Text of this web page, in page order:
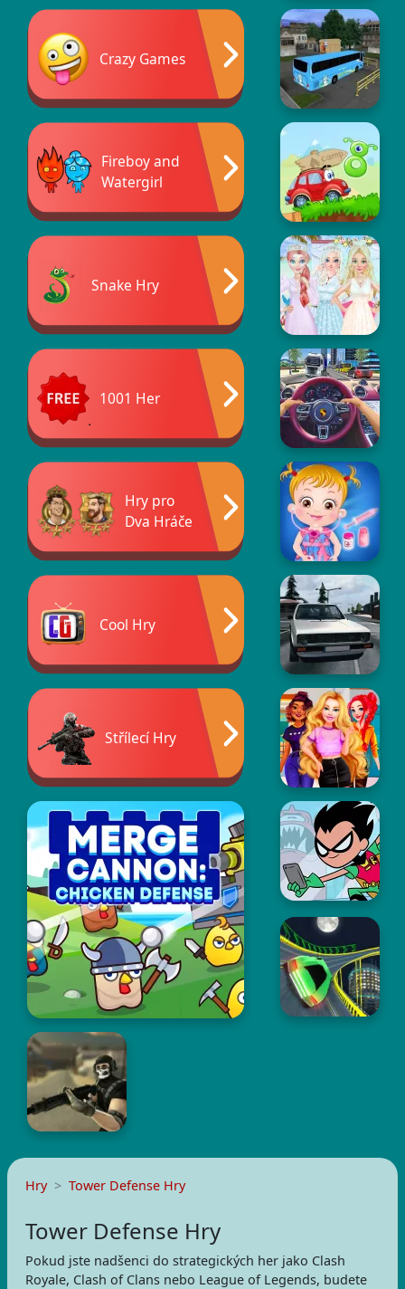
Crazy Games
Fireboy and
Watergirl
Snake Hry
1001 Her
Hry pro
Dva Hráče
Cool Hry
Střílecí Hry
Hry Tower Defense Hry
Tower Defense Hry
Pokud jste nadšenci do strategických her jako Clash
Royale, Clash of Clans nebo League of Legends, budete